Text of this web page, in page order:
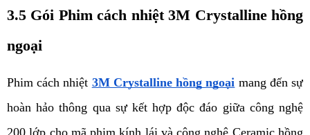
3.5 Gói Phim cách nhiệt 3M Crystalline hồng
ngoại
Phim cách nhiệt 3M Crystalline hồng ngoại mang đến sự
hoàn hảo thông qua sự kết hợp độc đáo giữa công nghệ
200 lớp cho mã phim kính lái và công nghệ Ceramic hồng